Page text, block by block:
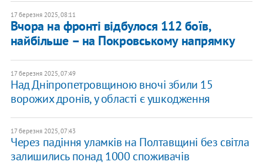
17 березня 2025, 08:11
Вчора на фронті відбулося 112 боїв,
найбільше – на Покровському напрямку
17 березня 2025, 07:49
Над Дніпропетровщиною вночі збили 15
ворожих дронів, у області є ушкодження
17 березня 2025, 07:43
Через падіння уламків на Полтавщині без світла
залишились понад 1000 споживачів